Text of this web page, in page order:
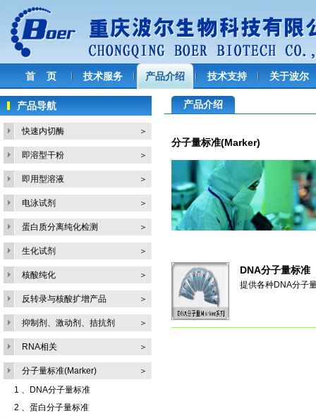
首 页 技术服务 产品介绍 技术支持 关于波尔
产品导航
快速内切酶 ＞
即溶型干粉 ＞
即用型溶液 ＞
电泳试剂 ＞
蛋白质分离纯化检测 ＞
生化试剂 ＞
核酸纯化 ＞
反转录与核酸扩增产品 ＞
抑制剂、激动剂、拮抗剂 ＞
RNA相关 ＞
分子量标准(Marker)
＞
1 、
DNA分子量标准
2 、 蛋白分子量标准
产品介绍
分子量标准(Marker)
DNA分子量标准
提供各种DNA分子